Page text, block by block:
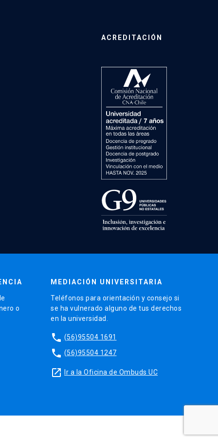
ACREDITACIÓN
o
MEDIACIÓN UNIVERSITARIA
Teléfonos para orientación y consejo si
se ha vulnerado alguno de tus derechos
en la universidad.
phone (56)95504 1691
phone (56)95504 1247
launch Ir a la Oficina de Ombuds UC